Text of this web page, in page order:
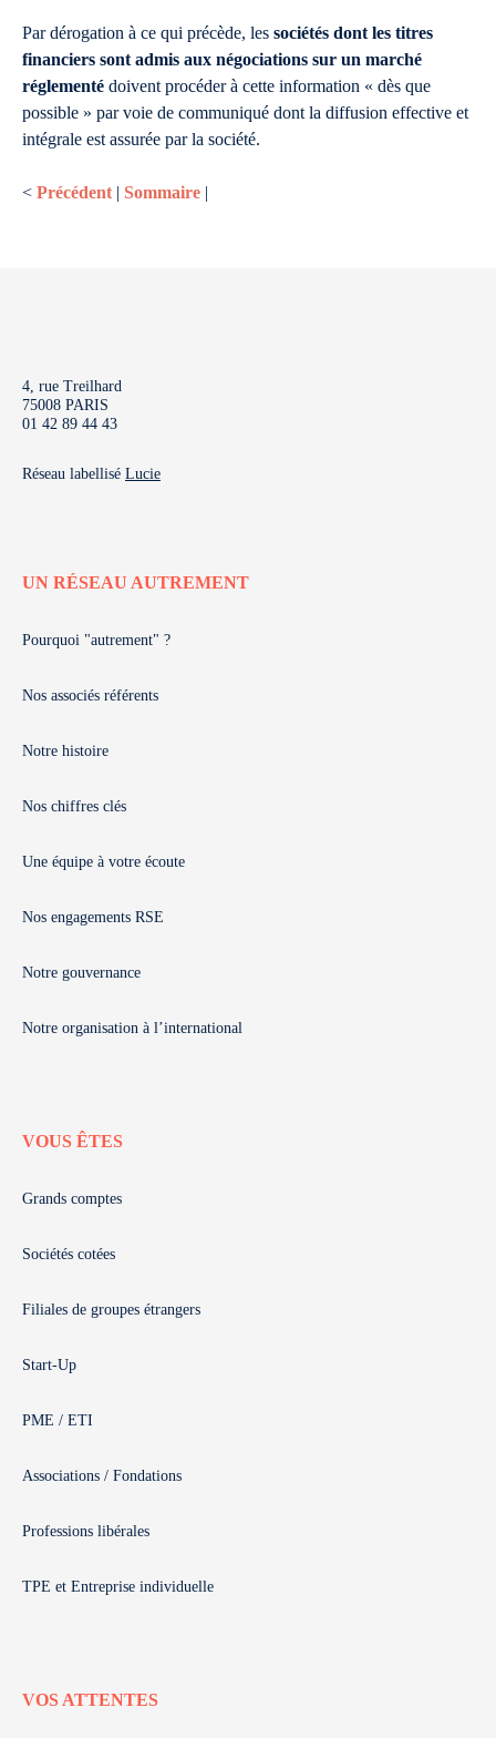
Par dérogation à ce qui précède, les sociétés dont les titres
financiers sont admis aux négociations sur un marché
réglementé doivent procéder à cette information « dès que
possible » par voie de communiqué dont la diffusion effective et
intégrale est assurée par la société.
< Précédent | Sommaire |
4, rue Treilhard
75008 PARIS
01 42 89 44 43
Réseau labellisé Lucie
UN RÉSEAU AUTREMENT
Pourquoi "autrement" ?
Nos associés référents
Notre histoire
Nos chiffres clés
Une équipe à votre écoute
Nos engagements RSE
Notre gouvernance
Notre organisation à l’international
VOUS ÊTES
Grands comptes
Sociétés cotées
Filiales de groupes étrangers
Start-Up
PME / ETI
Associations / Fondations
Professions libérales
TPE et Entreprise individuelle
VOS ATTENTES